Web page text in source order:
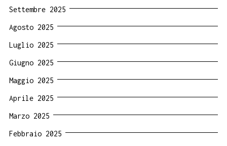
Settembre 2025
Agosto 2025
Luglio 2025
Giugno 2025
Maggio 2025
Aprile 2025
Marzo 2025
Febbraio 2025